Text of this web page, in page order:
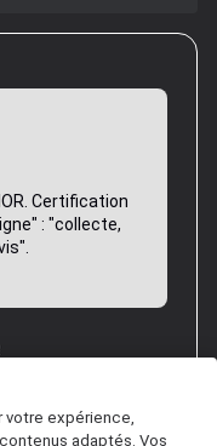
Certification
: "collecte,
votre expérience,
adaptés. Vos